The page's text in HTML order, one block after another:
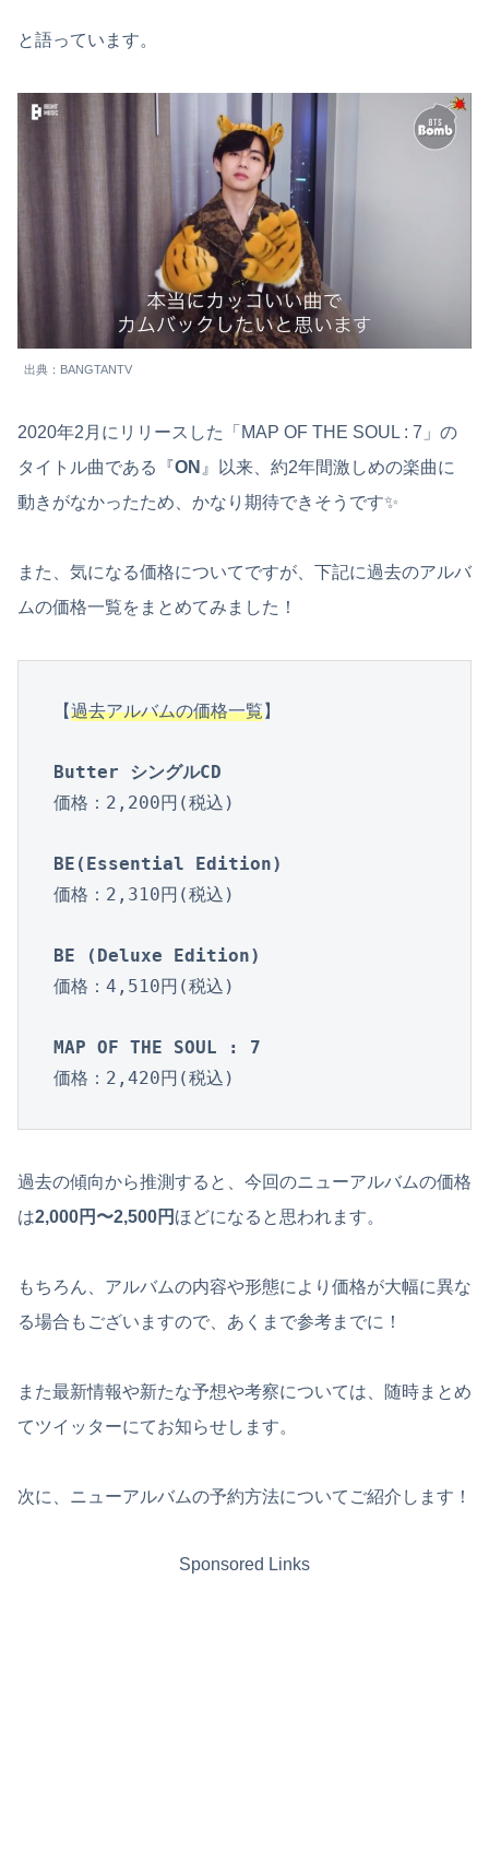
と語っています。
出典：BANGTANTV
2020年2月にリリースした「MAP OF THE SOUL : 7」の
タイトル曲である『ON 』以来、約2年間激しめの楽曲に
動きがなかったため、かなり期待できそうです✨
また、気になる価格についてですが、下記に過去のアルバ
ムの価格一覧をまとめてみました！
【過去アルバムの価格一覧】
Butter シングルCD
価格：2,200円(税込)
BE(Essential Edition)
価格：2,310円(税込)
BE (Deluxe Edition)
価格：4,510円(税込)
MAP OF THE SOUL : 7
価格：2,420円(税込)
過去の傾向から推測すると、今回のニューアルバムの価格
は2,000円〜2,500円 ほどになると思われます。
もちろん、アルバムの内容や形態により価格が大幅に異な
る場合もございますので、あくまで参考までに！
また最新情報や新たな予想や考察については、随時まとめ
てツイッターにてお知らせします。
次に、ニューアルバムの予約方法についてご紹介します！
Sponsored Links